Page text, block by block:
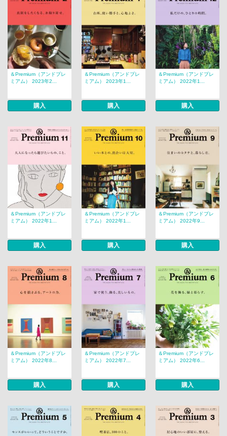
＆Premium（アンドプレ
ミアム） 2023年2...
購入
＆Premium（アンドプレ
ミアム） 2023年1...
購入
＆Premium（アンドプレ
ミアム） 2022年1...
購入
＆Premium（アンドプレ
ミアム） 2022年1...
購入
＆Premium（アンドプレ
ミアム） 2022年1...
購入
＆Premium（アンドプレ
ミアム） 2022年9...
購入
＆Premium（アンドプレ
ミアム） 2022年8...
購入
＆Premium（アンドプレ
ミアム） 2022年7...
購入
＆Premium（アンドプレ
ミアム） 2022年6...
購入